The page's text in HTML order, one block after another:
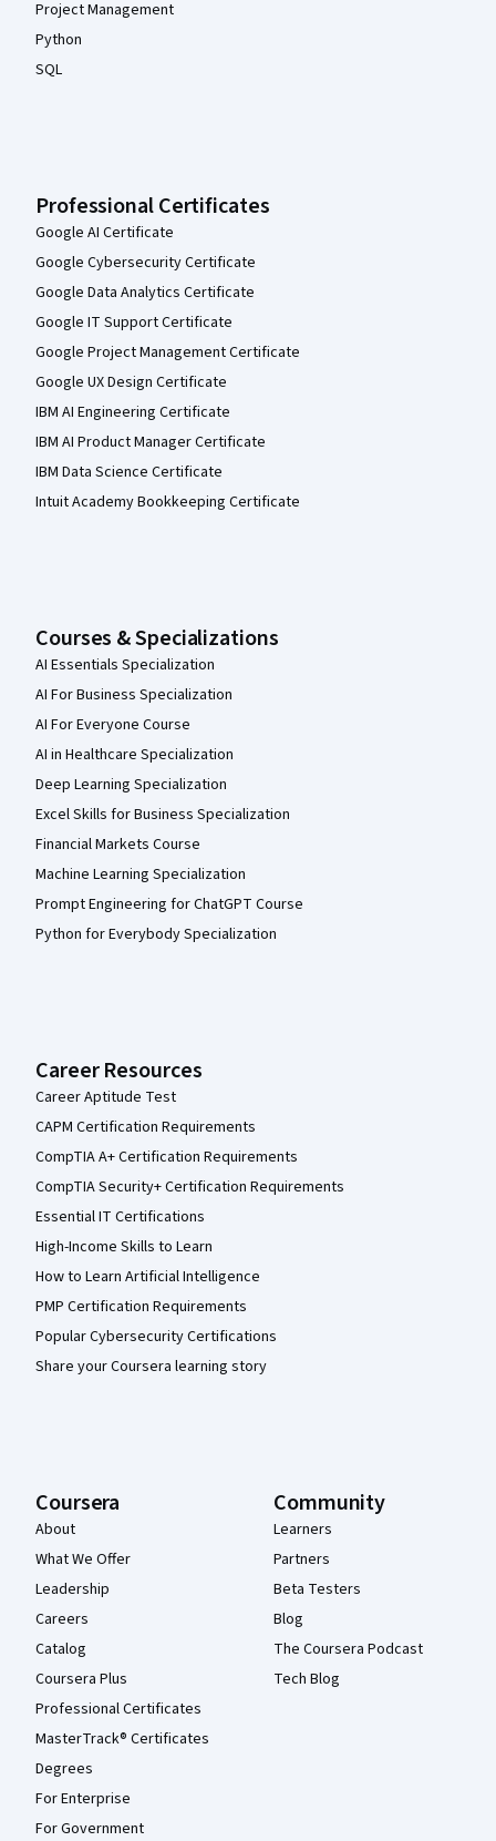
Project Management
Python
SQL
Professional Certificates
Google AI Certificate
Google Cybersecurity Certificate
Google Data Analytics Certificate
Google IT Support Certificate
Google Project Management Certificate
Google UX Design Certificate
IBM AI Engineering Certificate
IBM AI Product Manager Certificate
IBM Data Science Certificate
Intuit Academy Bookkeeping Certificate
Courses & Specializations
AI Essentials Specialization
AI For Business Specialization
AI For Everyone Course
AI in Healthcare Specialization
Deep Learning Specialization
Excel Skills for Business Specialization
Financial Markets Course
Machine Learning Specialization
Prompt Engineering for ChatGPT Course
Python for Everybody Specialization
Career Resources
Career Aptitude Test
CAPM Certification Requirements
CompTIA A+ Certification Requirements
CompTIA Security+ Certification Requirements
Essential IT Certifications
High-Income Skills to Learn
How to Learn Artificial Intelligence
PMP Certification Requirements
Popular Cybersecurity Certifications
Share your Coursera learning story
Coursera
About
What We Offer
Leadership
Careers
Catalog
Coursera Plus
Professional Certificates
MasterTrack® Certificates
Degrees
For Enterprise
For Government
Community
Learners
Partners
Beta Testers
Blog
The Coursera Podcast
Tech Blog